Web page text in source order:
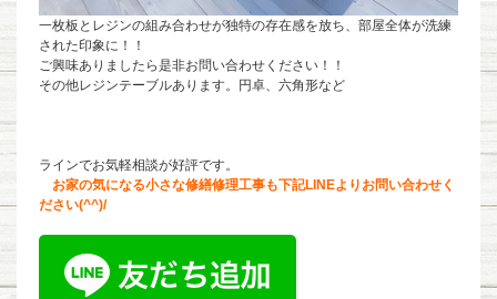
一枚板とレジンの組み合わせが独特の存在感を放ち、部屋全体が洗練
された印象に！！
ご興味ありましたら是非お問い合わせください！！
その他レジンテーブルあります。円卓、六角形など
ラインでお気軽相談が好評です。
お家の気になる小さな修繕修理工事も下記LINEよりお問い合わせく
ださい(^^)/